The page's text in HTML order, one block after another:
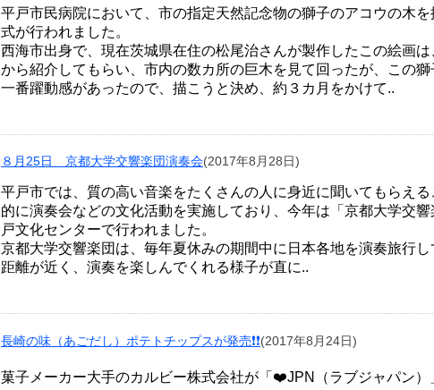
平戸市民病院において、市の指定天然記念物の獅子のアコウの木
式が行われました。
西海市出身で、現在茨城県在住の松尾治さんが製作したこの絵画
から紹介してもらい、市内の数カ所の巨木を見て回ったが、この
一番躍動感があったので、描こうと決め、約３カ月をかけて..
８月25日 京都大学交響楽団演奏会(2017年8月28日)
平戸市では、質の高い音楽をたくさんの人に身近に聞いてもらえ
的に演奏会などの文化活動を実施しており、今年は「京都大学交
戸文化センターで行われました。
京都大学交響楽団は、毎年夏休みの期間中に日本各地を演奏旅行
距離が近く、演奏を楽しんでくれる様子が直に..
長崎の味（あごだし）ポテトチップスが発売❗️❗️(2017年8月24日)
菓子メーカー大手のカルビー株式会社が「❤️JPN（ラブジャパン）